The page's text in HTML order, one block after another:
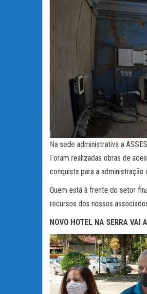
Na sede administrativa a
Foram realizadas obras de
conquista para a
Quem está à frente do setor
recursos dos nossos
NOVO HOTEL NA SERRA VAI